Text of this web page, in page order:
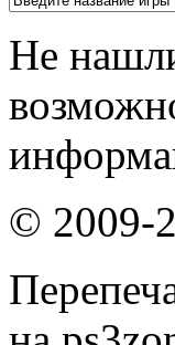
Не
© 2009-